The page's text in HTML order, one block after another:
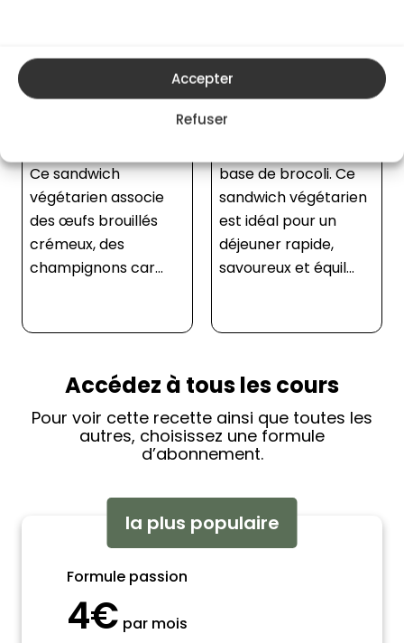
Accepter
Refuser
de Chloé Charles, une
entre la focaccia
base de brocoli. Ce
sandwich végétarien
est idéal pour un
déjeuner rapide,
savoureux et équil...
savoureuse et
équilibrée idéale pour
un déjeuner rapide ou
un encas gourmand.
des beignets
croustillants de
légumes variés,
comme des carottes
et d...
Accédez à tous les cours
Pour voir cette recette ainsi que toutes les
autres, choisissez une formule
d’abonnement.
la plus populaire
Formule passion
4€ par mois